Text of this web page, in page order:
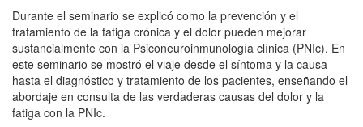
Durante el seminario se explicó como la prevención y el
tratamiento de la fatiga crónica y el dolor pueden mejorar
sustancialmente con la Psiconeuroinmunología clínica (PNIc). En
este seminario se mostró el viaje desde el síntoma y la causa
hasta el diagnóstico y tratamiento de los pacientes, enseñando el
abordaje en consulta de las verdaderas causas del dolor y la
fatiga con la PNIc.